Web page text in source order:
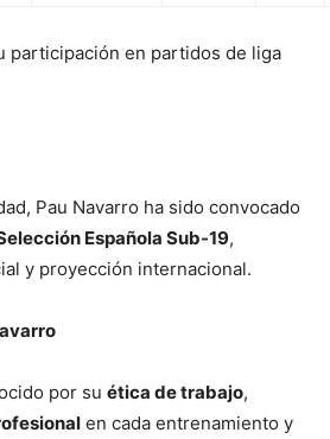
participación en partidos de liga
Pau Navarro ha sido convocado
Española Sub-19,
y proyección internacional.
por su ética de trabajo,
en cada entrenamiento y